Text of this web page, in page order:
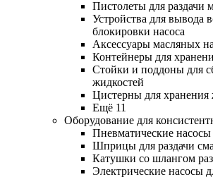
Пистолеты для раздачи
Устройства для вывода
блокировки насоса
Аксессуары масляных
Контейнеры для
Стойки и поддоны для
жидкостей
Цистерны для хранения
Ещё 11
Оборудование для
Пневматические насосы
Шприцы для раздачи
Катушки со шлангом
Электрические насосы